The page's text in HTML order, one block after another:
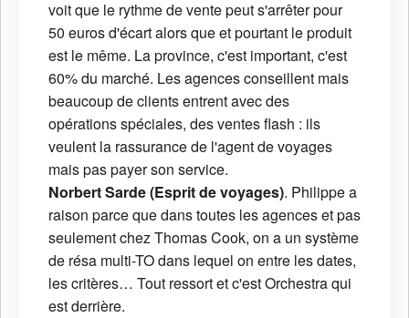
voit que le rythme de vente peut s'arrêter pour
50 euros d'écart alors que et pourtant le produit
est le même. La province, c'est important, c'est
60% du marché. Les agences conseillent mais
beaucoup de clients entrent avec des
opérations spéciales, des ventes flash : ils
veulent la rassurance de l'agent de voyages
mais pas payer son service.
Norbert Sarde (Esprit de voyages). Philippe a
raison parce que dans toutes les agences et pas
seulement chez Thomas Cook, on a un système
de résa multi-TO dans lequel on entre les dates,
les critères… Tout ressort et c'est Orchestra qui
est derrière.